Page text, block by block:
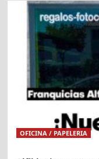
OFICINA / PAPELERIA